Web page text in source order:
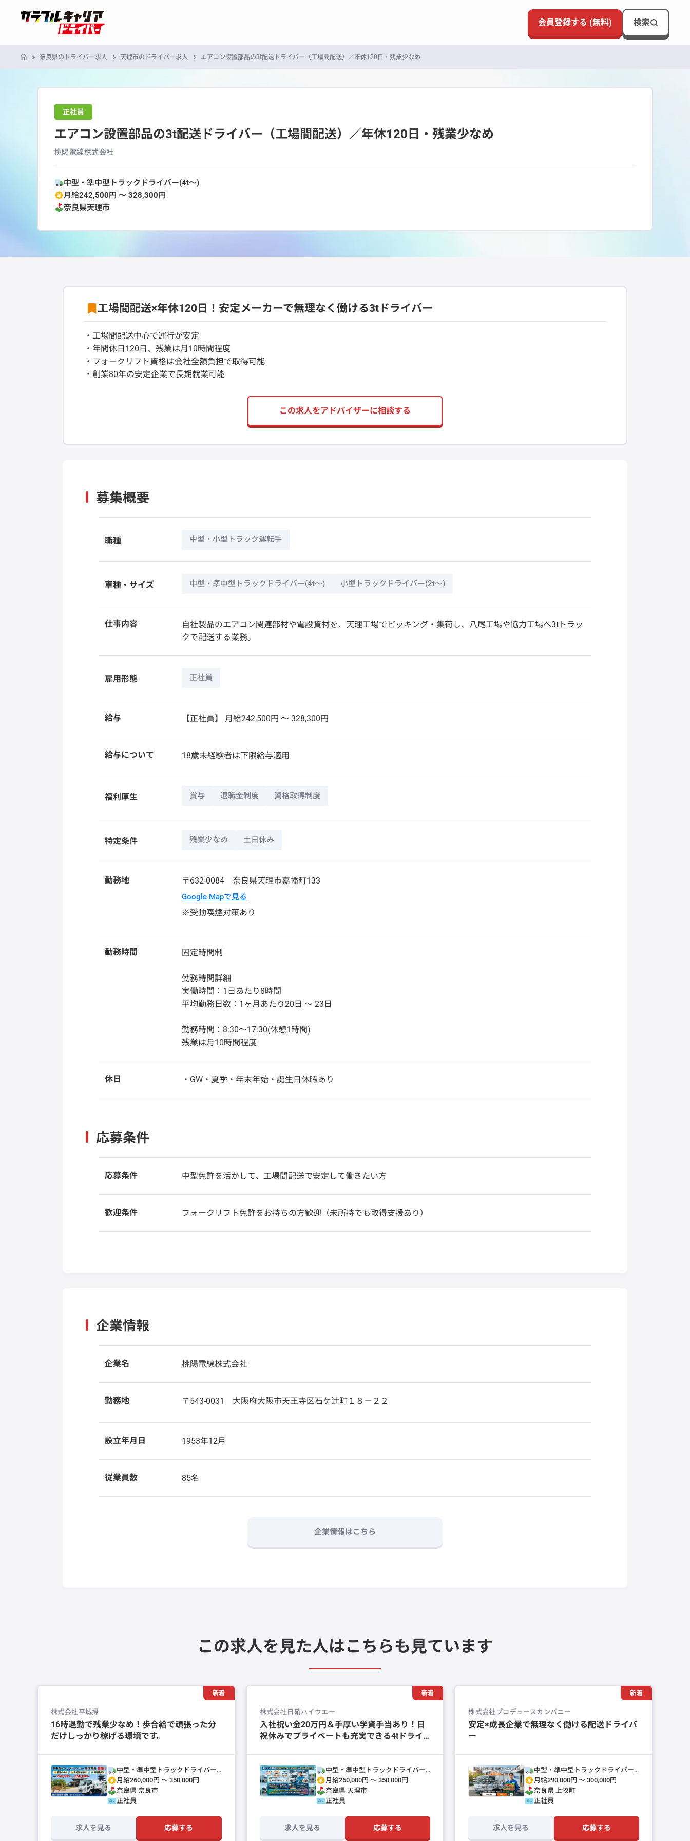
会員登録する (無料) 検索
奈良県のドライバー求人 天理市のドライバー求人 エアコン設置部品の3t配送ドライバー（工場間配送）／年休120日・残業少なめ
正社員
エアコン設置部品の3t配送ドライバー（工場間配送）／年休120日・残業少なめ
桃陽電線株式会社
中型・準中型トラックドライバー(4t～)
月給242,500円 〜 328,300円
奈良県天理市
工場間配送×年休120日！安定メーカーで無理なく働ける3tドライバー
・工場間配送中心で運行が安定
・年間休日120日、残業は月10時間程度
・フォークリフト資格は会社全額負担で取得可能
・創業80年の安定企業で長期就業可能
この求人をアドバイザーに相談する
募集概要
職種 中型・小型トラック運転手
車種・サイズ 中型・準中型トラックドライバー(4t～) 小型トラックドライバー(2t～)
仕事内容
自社製品のエアコン関連部材や電設資材を、天理工場でピッキング・集荷し、八尾工場や協力工場へ3tトラッ
クで配送する業務。
雇用形態 正社員
給与 【正社員】 月給242,500円 〜 328,300円
給与について 18歳未経験者は下限給与適用
福利厚生 賞与 退職金制度 資格取得制度
特定条件 残業少なめ 土日休み
勤務地 〒632-0084 奈良県天理市嘉幡町133
Google Mapで見る
※受動喫煙対策あり
勤務時間 固定時間制
勤務時間詳細
実働時間：1日あたり8時間
平均勤務日数：1ヶ月あたり20日 〜 23日
勤務時間：8:30～17:30(休憩1時間)
残業は月10時間程度
休日 ・GW・夏季・年末年始・誕生日休暇あり
応募条件
応募条件 中型免許を活かして、工場間配送で安定して働きたい方
歓迎条件 フォークリフト免許をお持ちの方歓迎（未所持でも取得支援あり）
企業情報
企業名 桃陽電線株式会社
勤務地 〒543-0031 大阪府大阪市天王寺区石ケ辻町１８－２２
設立年月日 1953年12月
従業員数 85名
企業情報はこちら
この求人を見た人はこちらも見ています
新着
株式会社平城掃
16時退勤で残業少なめ！歩合給で頑張った分
だけしっかり稼げる環境です。
中型・準中型トラックドライバー
(4t～)
月給260,000円 〜 350,000円
奈良県 奈良市
正社員
求人を見る 応募する
新着
株式会社日硝ハイウエー
入社祝い金20万円＆手厚い学資手当あり！日
祝休みでプライベートも充実できる4tドライ
中型・準中型トラックドライバー
(4t～)
月給260,000円 〜 350,000円
奈良県 天理市
正社員
求人を見る 応募する
新着
株式会社プロデュースカンパニー
安定×成長企業で無理なく働ける配送ドライバ
ー
中型・準中型トラックドライバー
(4t～)
月給290,000円 〜 300,000円
奈良県上牧町
正社員
求人を見る 応募する